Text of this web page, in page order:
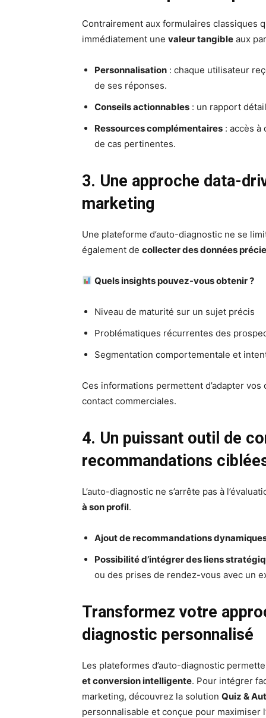
Contrairement aux formulaires classiques
immédiatement une valeur tangible aux
Personnalisation : chaque utilisateur
de ses réponses.
Conseils actionnables : un rapport
Ressources complémentaires : accès à
de cas pertinentes.
3. Une approche data-
marketing
Une plateforme d’auto-diagnostic ne se
également de collecter des données
Quels insights pouvez-vous obtenir ?
Niveau de maturité sur un sujet précis
Problématiques récurrentes des
Segmentation comportementale et
Ces informations permettent d’adapter
contact commerciales.
4. Un puissant outil de
recommandations
L’auto-diagnostic ne s’arrête pas à
à son profil.
Ajout de recommandations
Possibilité d’intégrer des liens
ou des prises de rendez-vous avec un
Transformez votre
diagnostic personnalisé
Les plateformes d’auto-diagnostic
et conversion intelligente. Pour intégrer
marketing, découvrez la solution Quiz &
personnalisable et conçue pour maximiser